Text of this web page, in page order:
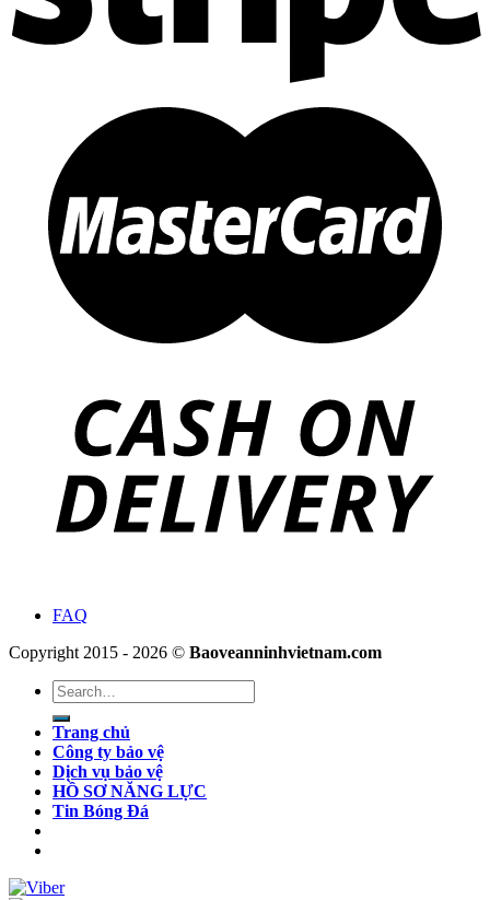
FAQ
Copyright 2015 - 2026 © Baoveanninhvietnam.com
Search
for:
Trang chủ
Công ty bảo vệ
Dịch vụ bảo vệ
HỒ SƠ NĂNG LỰC
Tin Bóng Đá